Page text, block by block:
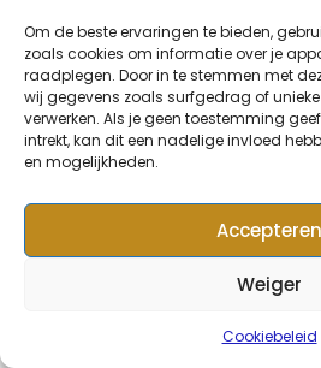
Om de beste ervaringen te bieden,
zoals cookies om informatie over je
raadplegen. Door in te stemmen met
wij gegevens zoals surfgedrag of unieke
verwerken. Als je geen toestemming
intrekt, kan dit een nadelige invloed
en mogelijkheden.
Accepteren
Weiger
Cookiebeleid
© Copyright
Kempen